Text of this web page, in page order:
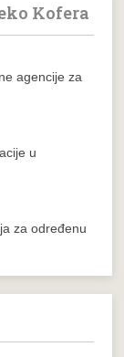
Kofera
agencije za
u
za određenu